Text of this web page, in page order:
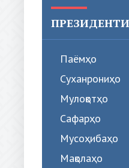
Паёмҳо
Суханрониҳо
Мулоқотҳо
Сафарҳо
Мусоҳибаҳо
Мақолаҳо